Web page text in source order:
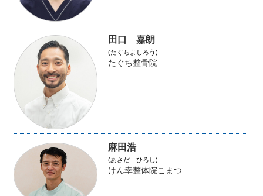
田口 嘉朗
(たぐちよしろう)
たぐち整骨院
麻田浩
(あさだ ひろし)
けん幸整体院こまつ